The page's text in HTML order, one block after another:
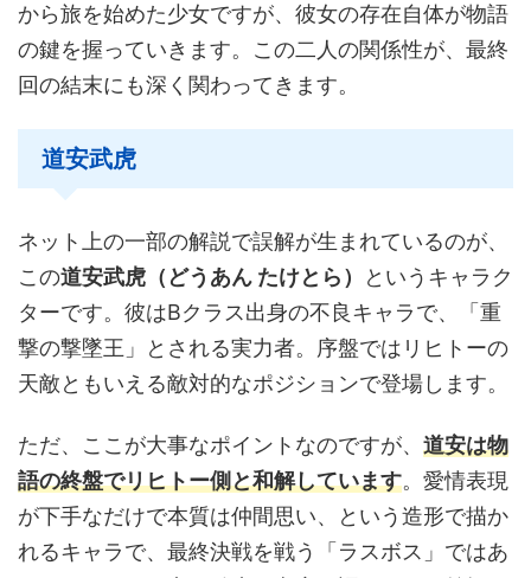
から旅を始めた少女ですが、彼女の存在自体が物語
の鍵を握っていきます。この二人の関係性が、最終
回の結末にも深く関わってきます。
道安武虎
ネット上の一部の解説で誤解が生まれているのが、
この道安武虎（どうあん たけとら）
というキャラク
ターです。彼はBクラス出身の不良キャラで、「重
撃の撃墜王」とされる実力者。序盤ではリヒトーの
天敵ともいえる敵対的なポジションで登場します。
ただ、ここが大事なポイントなのですが、 道安は物
語の終盤でリヒトー側と和解しています。愛情表現
が下手なだけで本質は仲間思い、という造形で描か
れるキャラで、最終決戦を戦う「ラスボス」ではあ